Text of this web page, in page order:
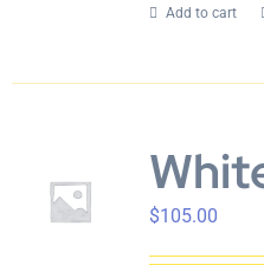
Add to cart
$105.00